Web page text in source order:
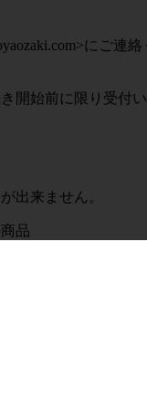
>にご連絡
開始前に限り受付い
出来ません。
品